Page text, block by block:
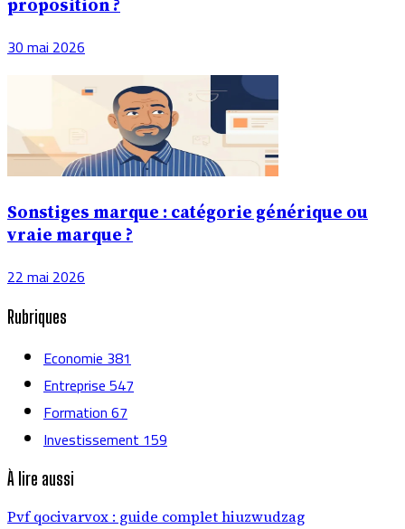
proposition ?
30 mai 2026
Sonstiges marque : catégorie générique ou
vraie marque ?
22 mai 2026
Rubriques
Economie381
Entreprise547
Formation67
Investissement159
À lire aussi
Pvf qocivarvox : guide complet hiuzwudzag